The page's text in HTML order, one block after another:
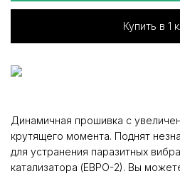
Купить в 1
Динамичная прошивка с
крутящего момента. Поднят
для устранения паразитных
катализатора (ЕВРО-2). Вы